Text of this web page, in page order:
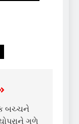
બચ્ચને
ગળે